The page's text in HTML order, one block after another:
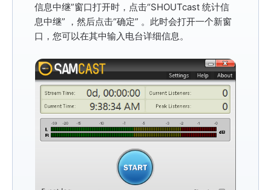
信息中继”窗口打开时，点击“SHOUTcast 统计信
息中继” ，然后点击“确定” 。此时会打开一个新窗
口，您可以在其中输入电台详细信息。